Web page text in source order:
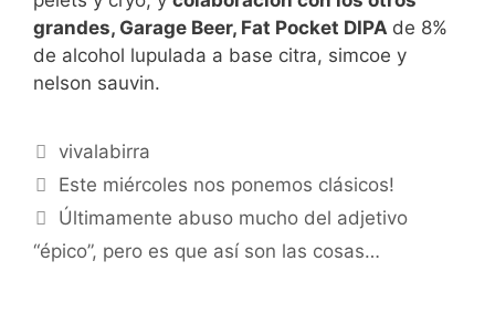
grandes, Garage Beer, Fat Pocket DIPA de 8%
de alcohol lupulada a base citra, simcoe y
nelson sauvin.
Categorías
vivalabirra
Este miércoles nos ponemos clásicos!
Últimamente abuso mucho del adjetivo
“épico”, pero es que así son las cosas…